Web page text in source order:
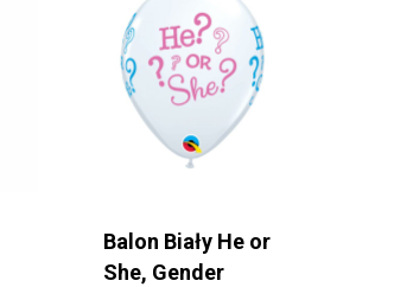
Balon Biały He or
She, Gender